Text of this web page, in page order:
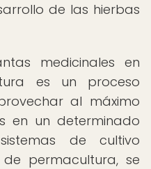
de las hierbas
medicinales en
es un proceso
al máximo
en un determinado
de cultivo
permacultura, se